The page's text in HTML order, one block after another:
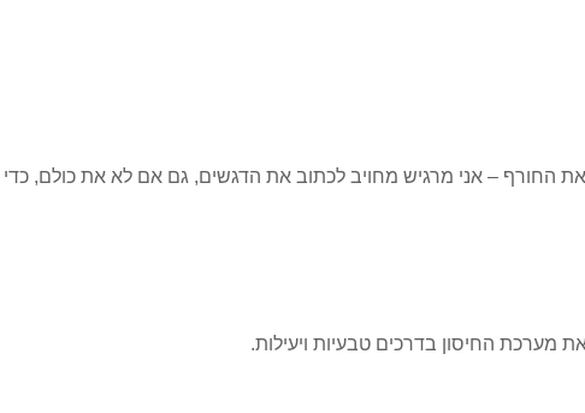
החורף – אני מרגיש מחויב לכתוב את הדגשים, גם אם לא את כולם, כדי
מערכת החיסון בדרכים טבעיות ויעילות.